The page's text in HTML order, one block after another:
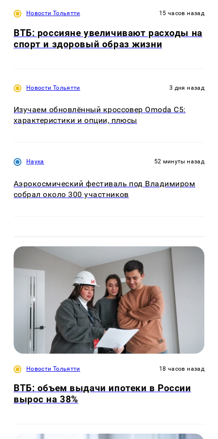
Новости Тольятти 15 часов назад
ВТБ: россияне увеличивают расходы на
спорт и здоровый образ жизни
Новости Тольятти 3 дня назад
Изучаем обновлённый кроссовер Omoda C5:
характеристики и опции, плюсы
Наука 52 минуты назад
Аэрокосмический фестиваль под Владимиром
собрал около 300 участников
Новости Тольятти 18 часов назад
ВТБ: объем выдачи ипотеки в России
вырос на 38%